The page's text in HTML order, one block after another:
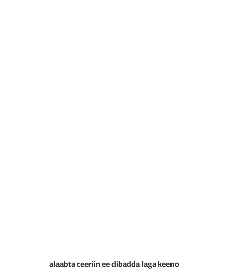
alaabta ceeriin ee dibadda laga keeno